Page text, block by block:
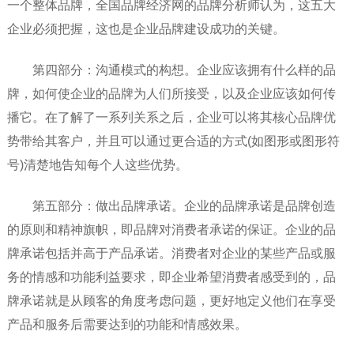
一个整体品牌，全国品牌经济网的品牌分析师认为，这五大
企业必须把握，这也是企业品牌建设成功的关键。
第四部分：沟通模式的构想。企业应该拥有什么样的品
牌，如何使企业的品牌为人们所接受，以及企业应该如何传
播它。在了解了一系列关系之后，企业可以将其核心品牌优
势带给其客户，并且可以通过更合适的方式(如图形或图形符
号)清楚地告知每个人这些优势。
第五部分：做出品牌承诺。企业的品牌承诺是品牌创造
的原则和精神旗帜，即品牌对消费者承诺的保证。企业的品
牌承诺包括并高于产品承诺。消费者对企业的某些产品或服
务的情感和功能利益要求，即企业希望消费者感受到的，品
牌承诺就是从顾客的角度考虑问题，更好地定义他们在享受
产品和服务后需要达到的功能和情感效果。